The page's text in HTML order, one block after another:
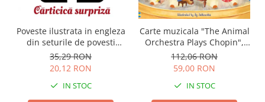
Poveste ilustrata in engleza
din seturile de povesti
Usborne
35,29 RON
20,12 RON
IN STOC
Carte muzicala "The Animal
Orchestra Plays Chopin",
cartonata, Usborne
112,06 RON
59,00 RON
IN STOC